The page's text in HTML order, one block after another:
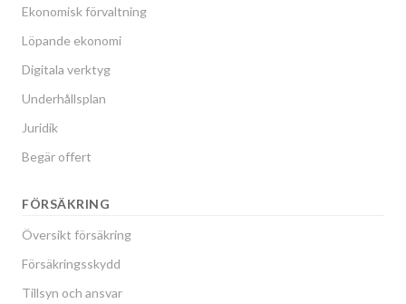
Ekonomisk förvaltning
Löpande ekonomi
Digitala verktyg
Underhållsplan
Juridik
Begär offert
FÖRSÄKRING
Översikt försäkring
Försäkringsskydd
Tillsyn och ansvar